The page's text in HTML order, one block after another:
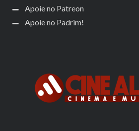
Apoie no Patreon
Apoie no Padrim!